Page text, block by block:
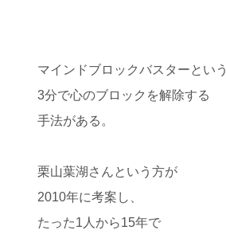
マインドブロックバスターという
3分で心のブロックを解除する
手法がある。
栗山葉湖さんという方が
2010年に考案し、
たった1人から15年で